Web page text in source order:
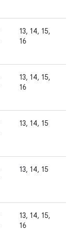
13, 14, 15,
16
13, 14, 15,
16
13, 14, 15
13, 14, 15
13, 14, 15,
16